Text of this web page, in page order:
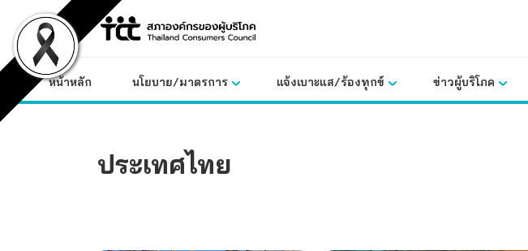
content
หน้าหลัก นโยบาย/มาตรการ แจ้งเบาะแส/ร้องทุกข์ ข่าวผู้บริโภค
ประเทศไทย